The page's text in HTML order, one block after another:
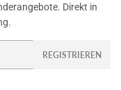
Direkt in
REGISTRIEREN